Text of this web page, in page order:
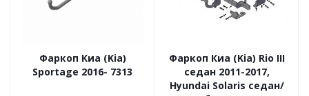
Фаркоп Киа (Kia)
Sportage 2016- 7313
Фаркоп Киа (Kia) Rio III
седан 2011-2017,
Hyundai Solaris седан/